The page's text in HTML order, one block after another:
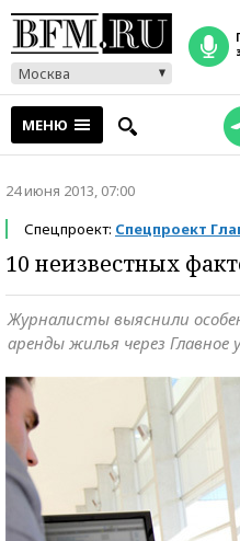
Москва
МЕНЮ
24 июня 2013, 07:00
Спецпроект: Спецпроект
10 неизвестных
Журналисты выяснили
аренды жилья через Главное